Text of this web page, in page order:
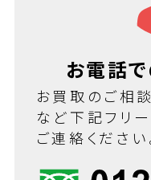
お電話
お買取のご相
など下記フリ
ご連絡ください